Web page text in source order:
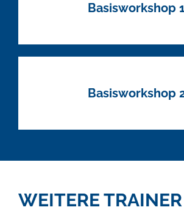
Basisworkshop
Basisworkshop
WEITERE TRAINER